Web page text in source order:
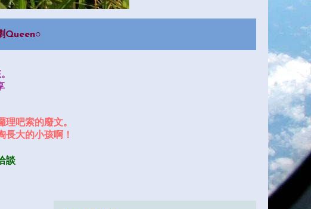
Queen○
吧索的廢文。
長大的小孩啊！
談